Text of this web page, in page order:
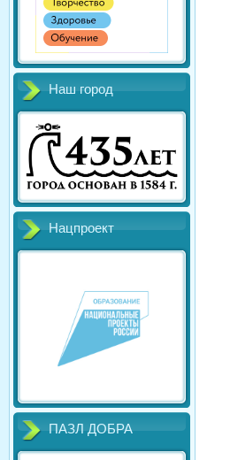
Наш город
Нацпроект
ПАЗЛ ДОБРА